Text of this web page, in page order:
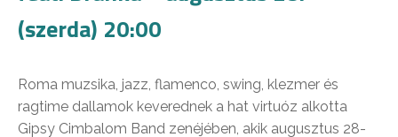
(szerda) 20:00
Roma muzsika, jazz, flamenco, swing, klezmer és
ragtime dallamok keverednek a hat virtuóz alkotta
Gipsy Cimbalom Band zenéjében, akik augusztus 28-